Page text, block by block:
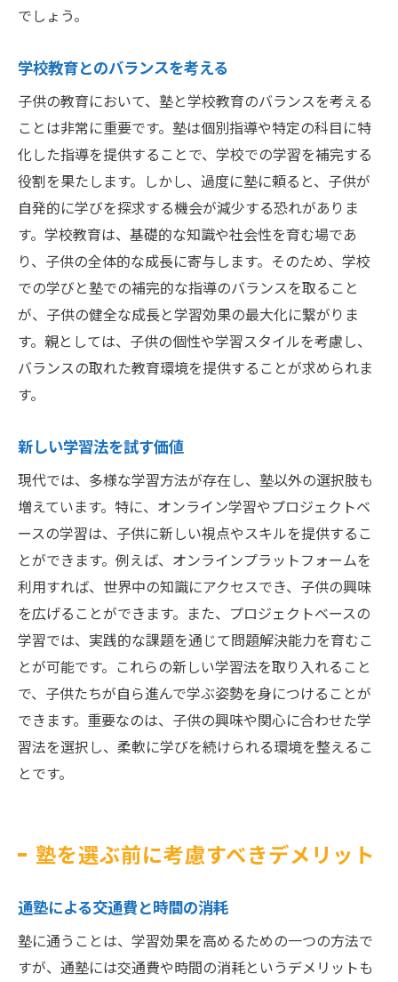
でしょう。
学校教育とのバランスを考える
子供の教育において、塾と学校教育のバランスを考える
ことは非常に重要です。塾は個別指導や特定の科目に特
化した指導を提供することで、学校での学習を補完する
役割を果たします。しかし、過度に塾に頼ると、子供が
自発的に学びを探求する機会が減少する恐れがありま
す。学校教育は、基礎的な知識や社会性を育む場であ
り、子供の全体的な成長に寄与します。そのため、学校
での学びと塾での補完的な指導のバランスを取ること
が、子供の健全な成長と学習効果の最大化に繋がりま
す。親としては、子供の個性や学習スタイルを考慮し、
バランスの取れた教育環境を提供することが求められま
す。
新しい学習法を試す価値
現代では、多様な学習方法が存在し、塾以外の選択肢も
増えています。特に、オンライン学習やプロジェクトベ
ースの学習は、子供に新しい視点やスキルを提供するこ
とができます。例えば、オンラインプラットフォームを
利用すれば、世界中の知識にアクセスでき、子供の興味
を広げることができます。また、プロジェクトベースの
学習では、実践的な課題を通じて問題解決能力を育むこ
とが可能です。これらの新しい学習法を取り入れること
で、子供たちが自ら進んで学ぶ姿勢を身につけることが
できます。重要なのは、子供の興味や関心に合わせた学
習法を選択し、柔軟に学びを続けられる環境を整えるこ
とです。
塾を選ぶ前に考慮すべきデメリット
通塾による交通費と時間の消耗
塾に通うことは、学習効果を高めるための一つの方法で
すが、通塾には交通費や時間の消耗というデメリットも